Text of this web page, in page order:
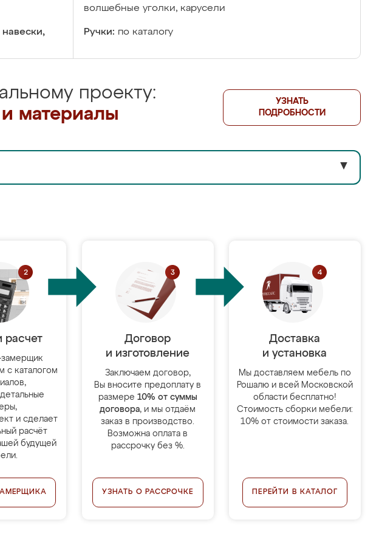
волшебные уголки, карусели
Ручки: по каталогу
проекту:
материалы
УЗНАТЬ
ПОДРОБНОСТИ
▼
расчет
с каталогом
и сделает
расчёт
будущей
Договор
и изготовление
Заключаем договор,
Вы вносите предоплату в
размере 10% от суммы
договора, и мы отдаём
заказ в производство.
Возможна оплата в
рассрочку без %.
УЗНАТЬ О РАССРОЧКЕ
Доставка
и установка
Мы доставляем мебель по
Рошалю и всей Московской
области бесплатно!
Стоимость сборки мебели:
10% от стоимости заказа.
ПЕРЕЙТИ В КАТАЛОГ